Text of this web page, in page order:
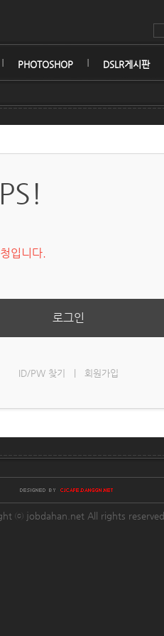
PHOTOSHOP DSLR게시판
입니다.
로그인
ID/PW 찾기 회원가입
ⓒ jobdahan.net All rights reserved.